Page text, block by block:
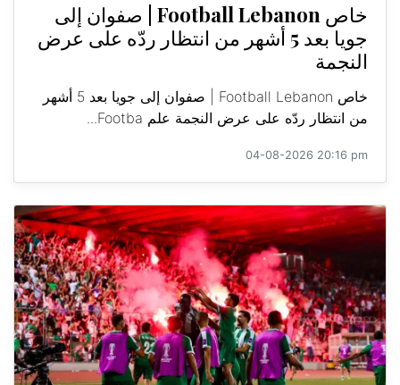
خاص Football Lebanon | صفوان إلى
جويا بعد 5 أشهر من انتظار ردّه على عرض
النجمة
خاص Football Lebanon | صفوان إلى جويا بعد 5 أشهر
من انتظار ردّه على عرض النجمة علم Footba...
04-08-2026 20:16 pm